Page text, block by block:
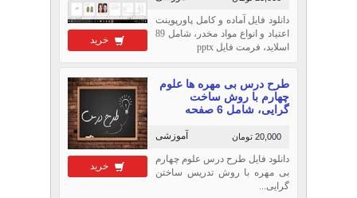
خرید
دانلود فایل آماده و کامل پاورپوینت
اعتیاد و انواع مواد مخدر، شامل 89
اسلاید، فرمت فایل pptx
خرید
طرح درس بی مهره ها علوم
چهارم با روش ساخت
گرایی، شامل 6 صفحه
آموزشی 20,000 تومان
دانلود فایل طرح درس علوم چهارم
بی مهره با روش تدریس ساختن
گرایی...